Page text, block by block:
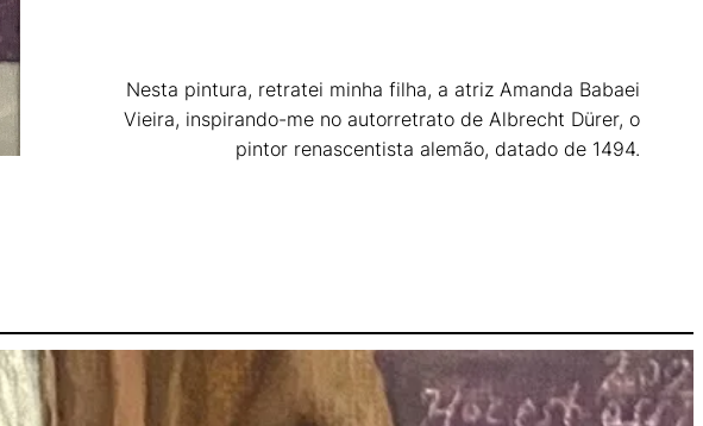
Nesta pintura, retratei minha filha, a atriz Amanda Babaei
Vieira, inspirando-me no autorretrato de Albrecht Dürer, o
pintor renascentista alemão, datado de 1494.